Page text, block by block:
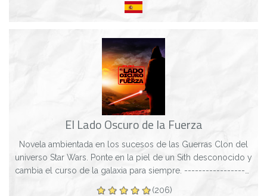
El Lado Oscuro de la Fuerza
Novela ambientada en los sucesos de las Guerras Clon del
universo Star Wars. Ponte en la piel de un Sith desconocido y
cambia el curso de la galaxia para siempre. -------------------
(206)